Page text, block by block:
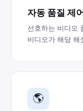
자동 품질 제어
선호하는 비디오
비디오가 해당 해
🌎